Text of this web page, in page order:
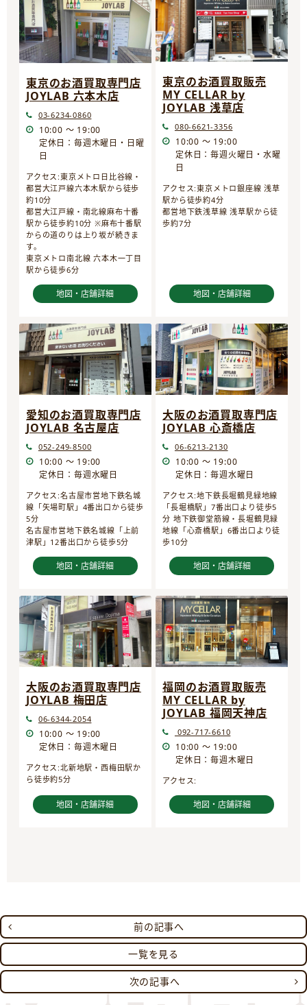
東京のお酒買取専門店
JOYLAB 六本木店
03-6234-0860
10:00 ～ 19:00
定休日：毎週木曜日・日曜
日
アクセス:東京メトロ日比谷線・
都営大江戸線六本木駅から徒歩
約10分
都営大江戸線・南北線麻布十番
駅から徒歩約10分 ※麻布十番駅
からの道のりは上り坂が続きま
す。
東京メトロ南北線 六本木一丁目
駅から徒歩6分
地図・店舗詳細
東京のお酒買取販売
MY CELLAR by
JOYLAB 浅草店
080-6621-3356
10:00 ～ 19:00
定休日：毎週火曜日・水曜
日
アクセス:東京メトロ銀座線 浅草
駅から徒歩約4分
都営地下鉄浅草線 浅草駅から徒
歩約7分
地図・店舗詳細
愛知のお酒買取専門店
JOYLAB 名古屋店
052-249-8500
10:00 ～ 19:00
定休日：毎週水曜日
アクセス:名古屋市営地下鉄名城
線「矢場町駅」4番出口から徒歩
5分
名古屋市営地下鉄名城線「上前
津駅」12番出口から徒歩5分
地図・店舗詳細
大阪のお酒買取専門店
JOYLAB 心斎橋店
06-6213-2130
10:00 ～ 19:00
定休日：毎週水曜日
アクセス:地下鉄長堀鶴見緑地線
「長堀橋駅」7番出口より徒歩5
分 地下鉄御堂筋線・長堀鶴見緑
地線「心斎橋駅」6番出口より徒
歩10分
地図・店舗詳細
大阪のお酒買取専門店
JOYLAB 梅田店
06-6344-2054
10:00 ～ 19:00
定休日：毎週木曜日
アクセス:北新地駅・西梅田駅か
ら徒歩約5分
地図・店舗詳細
福岡のお酒買取販売
MY CELLAR by
JOYLAB 福岡天神店
092-717-6610
10:00 ～ 19:00
定休日：毎週木曜日
アクセス:
地図・店舗詳細
前の記事へ
一覧を見る
次の記事へ